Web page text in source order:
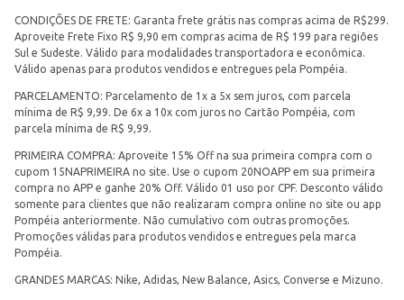
CONDIÇÕES DE FRETE: Garanta frete grátis nas compras acima de R$299.
Aproveite Frete Fixo R$ 9,90 em compras acima de R$ 199 para regiões
Sul e Sudeste. Válido para modalidades transportadora e econômica.
Válido apenas para produtos vendidos e entregues pela Pompéia.
PARCELAMENTO: Parcelamento de 1x a 5x sem juros, com parcela
mínima de R$ 9,99. De 6x a 10x com juros no Cartão Pompéia, com
parcela mínima de R$ 9,99.
PRIMEIRA COMPRA: Aproveite 15% Off na sua primeira compra com o
cupom 15NAPRIMEIRA no site. Use o cupom 20NOAPP em sua primeira
compra no APP e ganhe 20% Off. Válido 01 uso por CPF. Desconto válido
somente para clientes que não realizaram compra online no site ou app
Pompéia anteriormente. Não cumulativo com outras promoções.
Promoções válidas para produtos vendidos e entregues pela marca
Pompéia.
GRANDES MARCAS: Nike, Adidas, New Balance, Asics, Converse e Mizuno.